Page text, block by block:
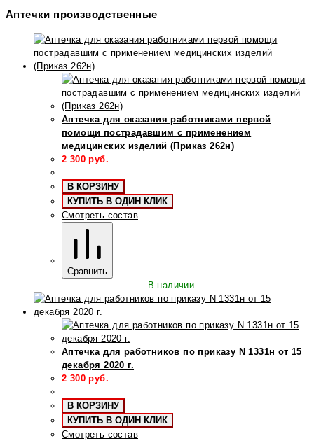
Аптечки производственные
Аптечка для оказания работниками первой
помощи пострадавшим с применением
медицинских изделий (Приказ 262н)
2 300 руб.
В КОРЗИНУ
КУПИТЬ В ОДИН КЛИК
Смотреть состав
Сравнить
В наличии
Аптечка для работников по приказу N 1331н от 15
декабря 2020 г.
2 300 руб.
В КОРЗИНУ
КУПИТЬ В ОДИН КЛИК
Смотреть состав